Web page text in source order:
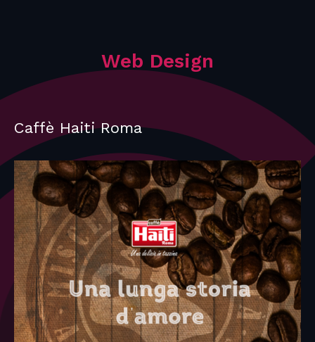
Web Design
Caffè Haiti Roma